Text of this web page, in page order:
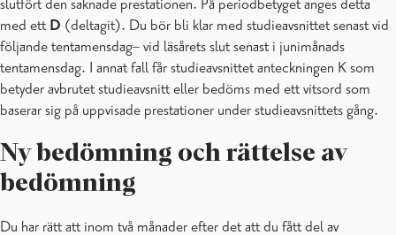
slutfört den saknade prestationen. På periodbetyget anges detta
med ett D (deltagit). Du bör bli klar med studieavsnittet senast vid
följande tentamensdag– vid läsårets slut senast i junimånads
tentamensdag. I annat fall får studieavsnittet anteckningen K som
betyder avbrutet studieavsnitt eller bedöms med ett vitsord som
baserar sig på uppvisade prestationer under studieavsnittets gång.
Ny bedömning och rättelse av
bedömning
Du har rätt att inom två månader efter det att du fått del av